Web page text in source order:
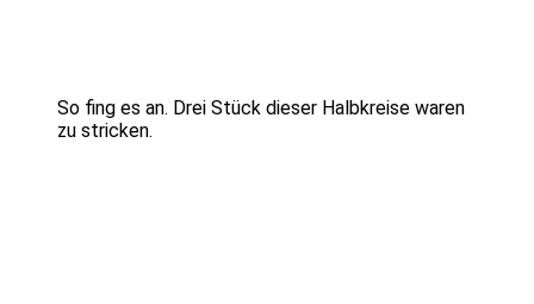
So fing es an. Drei Stück dieser Halbkreise waren
zu stricken.